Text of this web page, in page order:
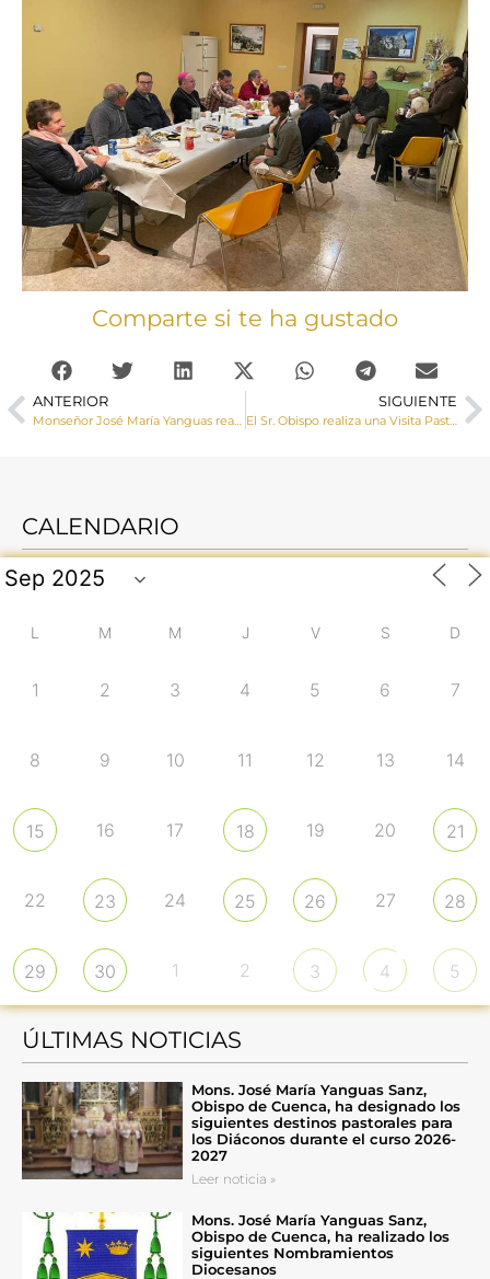
Comparte si te ha gustado
ANTERIOR
Monseñor José María Yanguas realiza una Visita Pastoral a Uña
SIGUIENTE
El Sr. Obispo realiza una Visita Pastoral e imparte el sacramento de la Confirmaciones en Zarzuela
CALENDARIO
L M M J V S D
1 2 3 4 5 6 7
8 9 10 11 12 13 14
15 16 17 18 19 20 21
22 23 24 25 26 27 28
29 30 1 2 3 4 5
ÚLTIMAS NOTICIAS
Mons. José María Yanguas Sanz,
Obispo de Cuenca, ha designado los
siguientes destinos pastorales para
los Diáconos durante el curso 2026-
2027
Leer noticia »
Mons. José María Yanguas Sanz,
Obispo de Cuenca, ha realizado los
siguientes Nombramientos
Diocesanos